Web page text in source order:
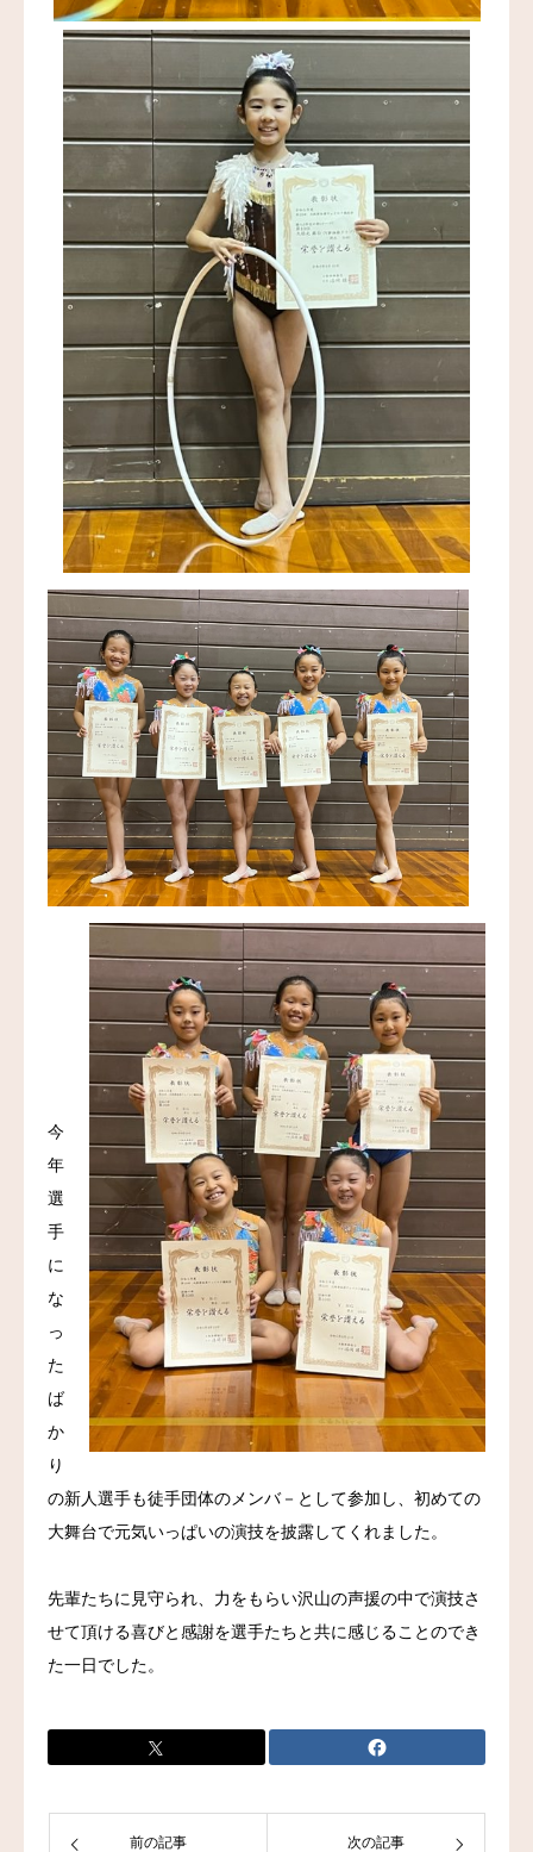
今
年
選
手
に
な
っ
た
ば
か
り
の新人選手も徒手団体のメンバ－として参加し、初めての
大舞台で元気いっぱいの演技を披露してくれました。
先輩たちに見守られ、力をもらい沢山の声援の中で演技さ
せて頂ける喜びと感謝を選手たちと共に感じることのでき
た一日でした。
前の記事 次の記事